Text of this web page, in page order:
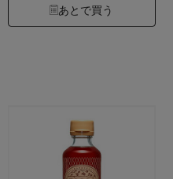
あとで買う